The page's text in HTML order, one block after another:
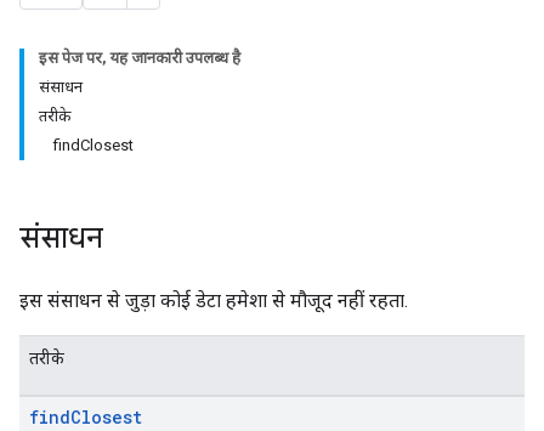
इस पेज पर, यह जानकारी उपलब्ध है
संसाधन
तरीके
findClosest
संसाधन
इस संसाधन से जुड़ा कोई डेटा हमेशा से मौजूद नहीं रहता.
तरीके
findClosest